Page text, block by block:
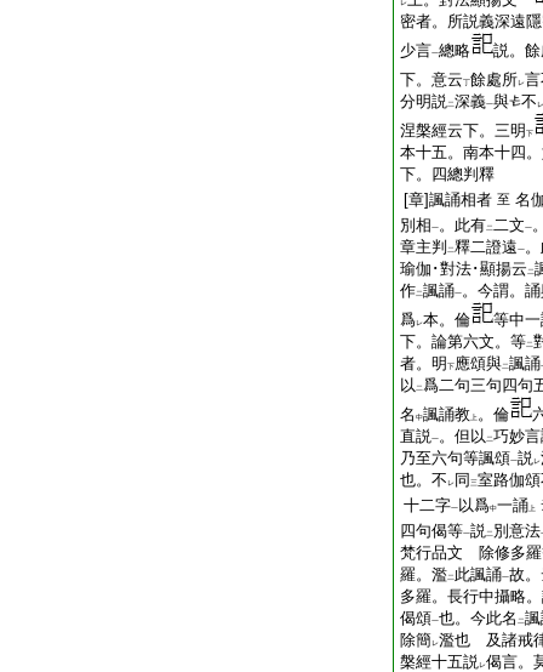
レ
密者。所説義深遠
少言一總略
説。
下。意云丁餘處所レ
分明説二深義一與 不 レ
涅槃經云下。三明 下
本十五。南本十四
下。四總判釋
[章]諷誦相者 至 名
別相一。此有二二文一
章主判
二釋二證遠一
瑜伽･對法･顯揚云 二
作二諷誦一。今謂。
爲レ本。倫
等中
下。論第六文。等二
者。明 下應頌與二諷誦
以 二爲二句三句四句
名 中諷誦教 上 。倫
直説一。但以 二巧妙
乃至六句等諷頌一説レ
也。不 レ 同 三室路伽
十二字一 以爲中一誦 上
四句偈等一説二 別意法
梵行品文 除修多羅
羅。濫二 此諷誦一故
多羅。長行中攝略
偈頌一也。今此名 二
除簡レ濫也 及諸戒
槃經十五説レ偈言。